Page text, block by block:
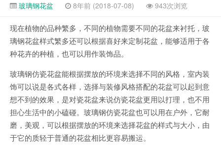
玻璃钢花盆 8年前 (2018-07-08) 943次浏览
现在植物的品种繁多，不同的植物需要不同的花盆来衬托，玻
璃钢花盆样式繁多还可以根据喜好来定制花盆，能够适用于各
种花卉的种植，也可以用作装饰品。
玻璃钢仿瓷花盆能根据摆放的环境来选择不同的风格，室内装
饰可以说是各式各样，选择与装修风格搭配的花盆可以起到意
想不到的效果，是对瓷花盆来说仿瓷花盆更用以打理，也不用
担心生活中的小磕碰。玻璃钢仿瓷花盆也可以用在户外，它耐
磨，美观，可以根据摆放的环境来选择花盆的样式与大小，由
于它的质轻于普通的花盆相比更容易搬运。